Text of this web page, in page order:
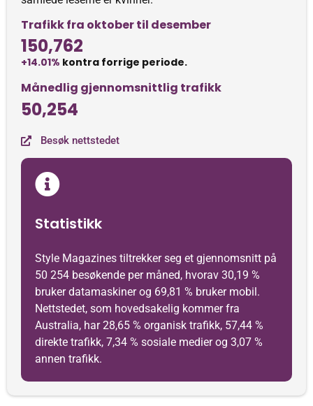
Trafikk fra oktober til desember
150,762
+14.01% kontra forrige periode.
Månedlig gjennomsnittlig trafikk
50,254
Besøk nettstedet
Statistikk
Style Magazines tiltrekker seg et gjennomsnitt på
50 254 besøkende per måned, hvorav 30,19 %
bruker datamaskiner og 69,81 % bruker mobil.
Nettstedet, som hovedsakelig kommer fra
Australia, har 28,65 % organisk trafikk, 57,44 %
direkte trafikk, 7,34 % sosiale medier og 3,07 %
annen trafikk.